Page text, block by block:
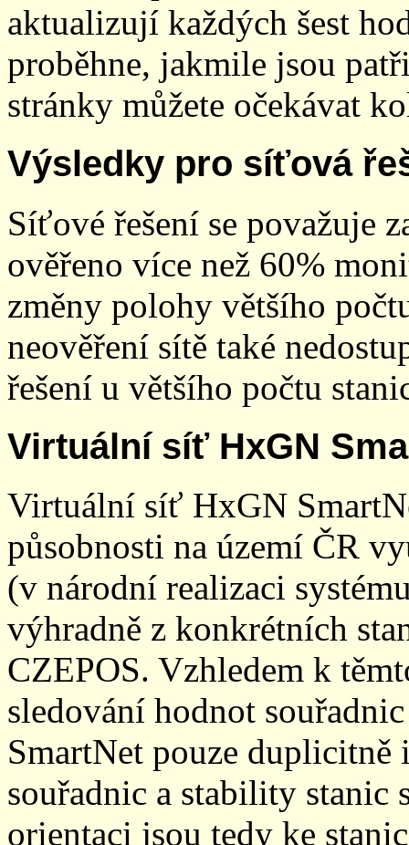
aktualizují každých šest
proběhne, jakmile jsou
stránky můžete očekávat
Výsledky pro síťová
Síťové řešení se považuje
ověřeno více než 60%
změny polohy většího
neověření sítě také
řešení u většího počtu
Virtuální síť HxGN
Virtuální síť HxGN
působnosti na území ČR
(v národní realizaci
výhradně z konkrétních
CZEPOS. Vzhledem k
sledování hodnot
SmartNet pouze
souřadnic a stability stanic
orientaci jsou tedy ke